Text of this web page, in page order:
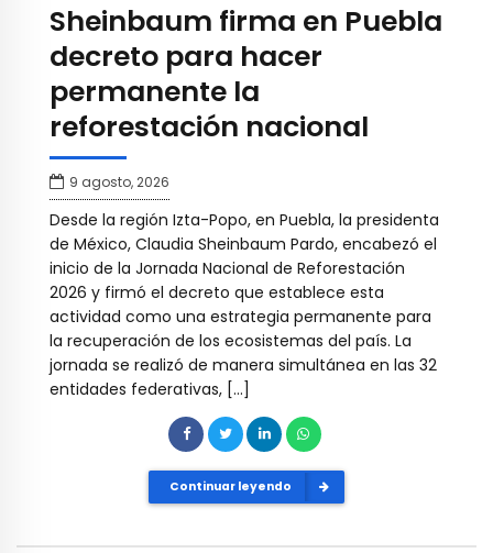
Sheinbaum firma en Puebla
decreto para hacer
permanente la
reforestación nacional
9 agosto, 2026
Desde la región Izta-Popo, en Puebla, la presidenta
de México, Claudia Sheinbaum Pardo, encabezó el
inicio de la Jornada Nacional de Reforestación
2026 y firmó el decreto que establece esta
actividad como una estrategia permanente para
la recuperación de los ecosistemas del país. La
jornada se realizó de manera simultánea en las 32
entidades federativas, […]
Continuar leyendo